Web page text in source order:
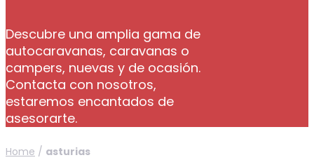
Descubre una amplia gama de
autocaravanas, caravanas o
campers, nuevas y de ocasión.
Contacta con nosotros,
estaremos encantados de
asesorarte.
Home / asturias